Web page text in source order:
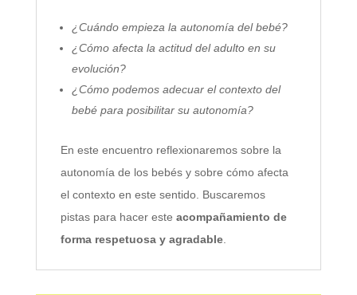
¿Cuándo empieza la autonomía del bebé?
¿Cómo afecta la actitud del adulto en su
evolución?
¿Cómo podemos adecuar el contexto del
bebé para posibilitar su autonomía?
En este encuentro reflexionaremos sobre la
autonomía de los bebés y sobre cómo afecta
el contexto en este sentido. Buscaremos
pistas para hacer este acompañamiento de
forma respetuosa y agradable.